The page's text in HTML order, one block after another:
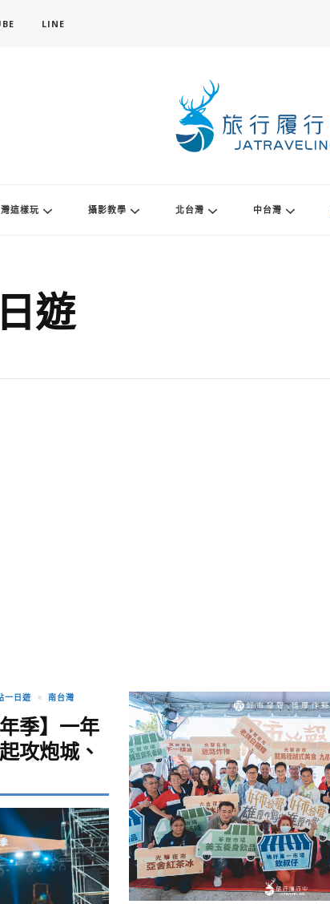
LINE
這樣玩 攝影教學 北台灣 中台灣
遊
一日遊 南台灣
季】一年
攻炮城、